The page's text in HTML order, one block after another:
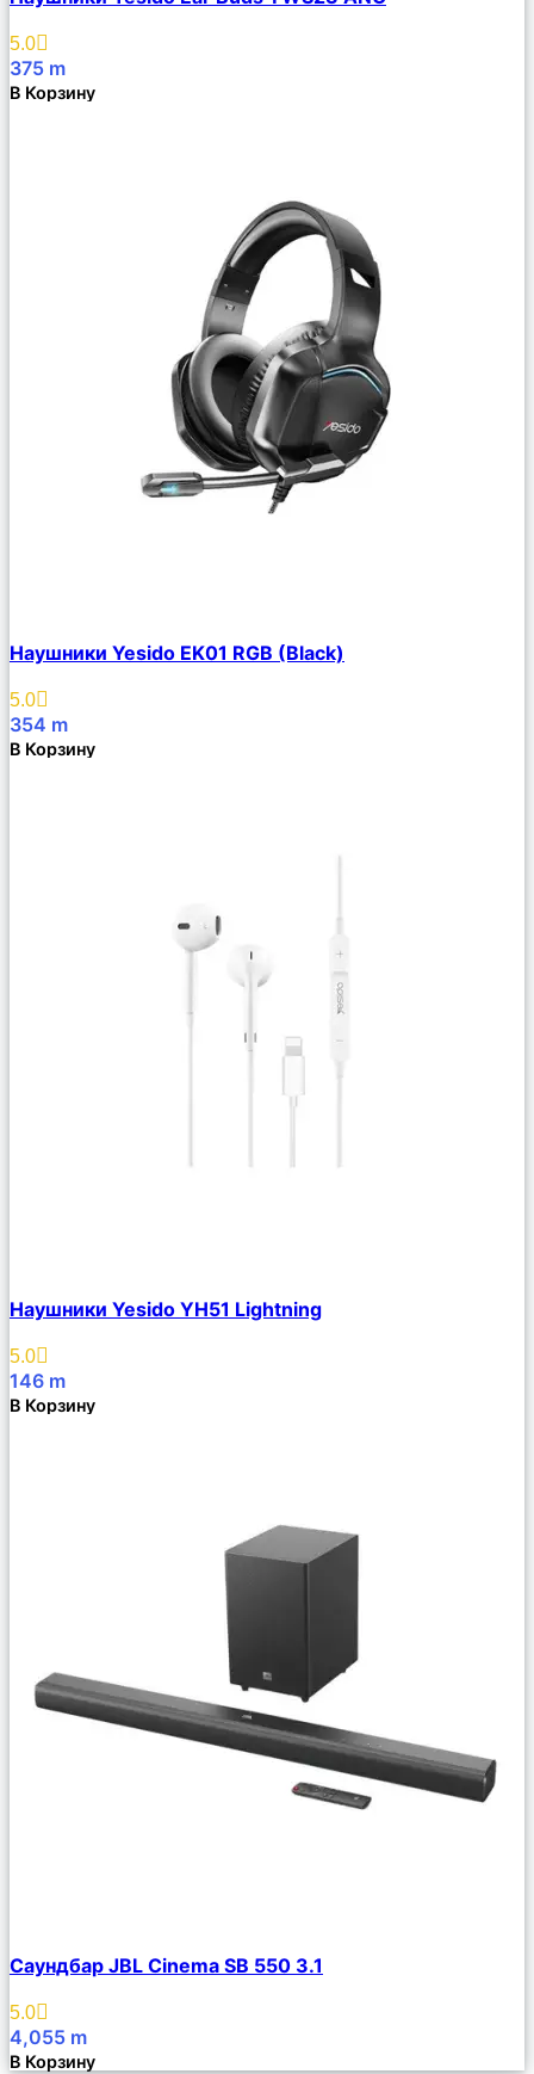
Избранное
5.0
375 m
В Корзину
Описание
Избранное
Наушники Yesido EK01 RGB (Black)
5.0
354 m
В Корзину
Описание
Избранное
Наушники Yesido YH51 Lightning
5.0
146 m
В Корзину
Описание
Избранное
Саундбар JBL Cinema SB 550 3.1
5.0
4,055 m
В Корзину